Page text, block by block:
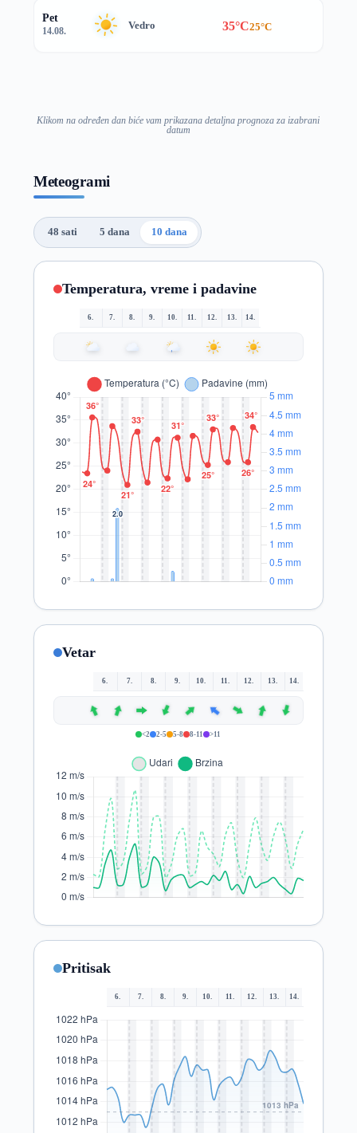
Pet
14.08. Vedro 35°C25°C
Klikom na određen dan biće vam prikazana detaljna prognoza za izabrani
datum
Meteogrami
48 sati 5 dana 10 dana
Temperatura, vreme i padavine
6. 7. 8. 9. 10. 11. 12. 13. 14.
Vetar
6. 7. 8. 9. 10. 11. 12. 13. 14.
Pritisak
6. 7. 8. 9. 10. 11. 12. 13. 14.